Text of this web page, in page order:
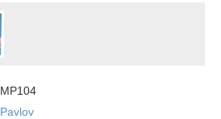
MP104
Pavlov